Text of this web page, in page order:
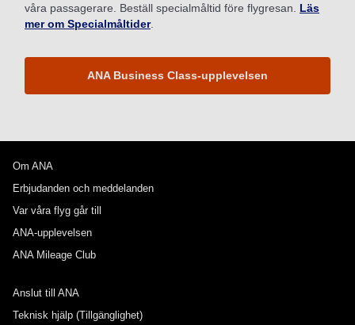
våra passagerare. Beställ specialmåltid före flygresan. Läs
mer om Specialmåltider.
ANA Business Class-upplevelsen
Om ANA
Erbjudanden och meddelanden
Var våra flyg går till
ANA-upplevelsen
ANA Mileage Club
Anslut till ANA
Teknisk hjälp (Tillgänglighet)